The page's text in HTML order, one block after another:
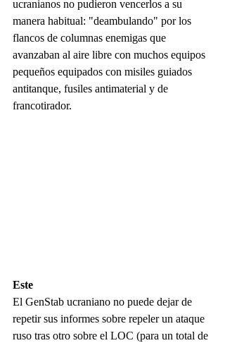
ucranianos no pudieron vencerlos a su
manera habitual: "deambulando" por los
flancos de columnas enemigas que
avanzaban al aire libre con muchos equipos
pequeños equipados con misiles guiados
antitanque, fusiles antimaterial y de
francotirador.
Este
El GenStab ucraniano no puede dejar de
repetir sus informes sobre repeler un ataque
ruso tras otro sobre el LOC (para un total de